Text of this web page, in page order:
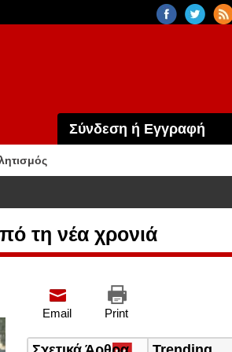
Σύνδεση ή Εγγραφή
τη νέα χρονιά
Print
Email